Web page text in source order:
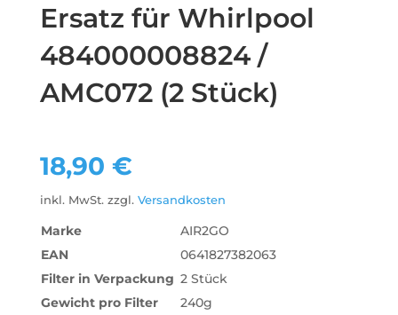
Ersatz für Whirlpool
484000008824 /
AMC072 (2 Stück)
18,90 €
inkl. MwSt. zzgl. Versandkosten
Marke
AIR2GO
EAN
0641827382063
Filter in Verpackung 2 Stück
Gewicht pro Filter
240g